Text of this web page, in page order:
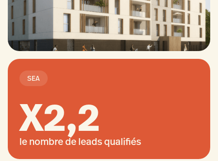
SEA
X2,2
le nombre de leads qualifiés